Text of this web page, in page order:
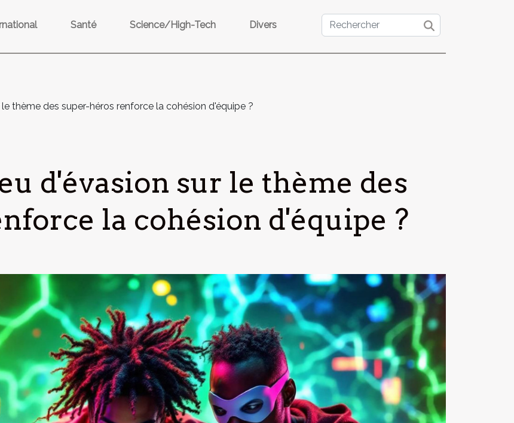
Santé Science/High-Tech Divers
thème des super-héros renforce la cohésion d'équipe ?
d'évasion sur le thème des
la cohésion d'équipe ?